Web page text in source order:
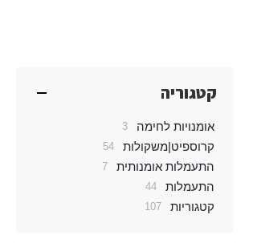
קטגוריה
אומנויות לחימה 3
קרוספיט|משקולות 54
התעמלות אומנותית 7פריטים
התעמלות 44פריטים
קטגוריות 107